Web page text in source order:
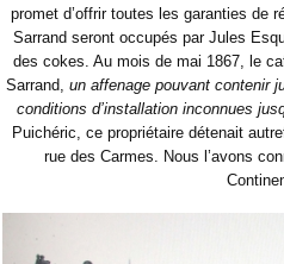
promet d’offrir toutes les garanties de
Sarrand seront occupés par Jules
des cokes. Au mois de mai 1867, le
Sarrand, un affenage pouvant contenir
conditions d’installation inconnues
Puichéric, ce propriétaire détenait
rue des Carmes. Nous l’avons